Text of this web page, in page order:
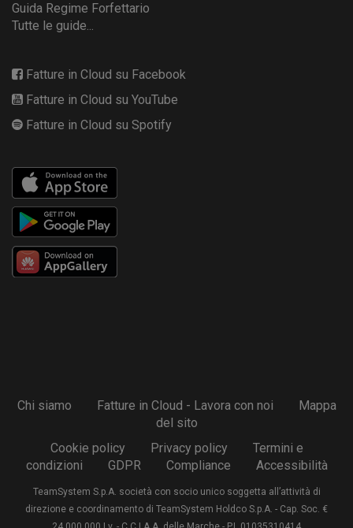
Guida Regime Forfettario
Tutte le guide...
Fatture in Cloud su Facebook
Fatture in Cloud su YouTube
Fatture in Cloud su Spotify
Chi siamo Fatture in Cloud - Lavora con noi
Mappa
del sito
Cookie policy
Privacy policy
Termini e
condizioni
GDPR Compliance Accessibilità
TeamSystem S.p.A. società con socio unico soggetta all’attività di
direzione e coordinamento di TeamSystem Holdco S.p.A. - Cap. Soc. €